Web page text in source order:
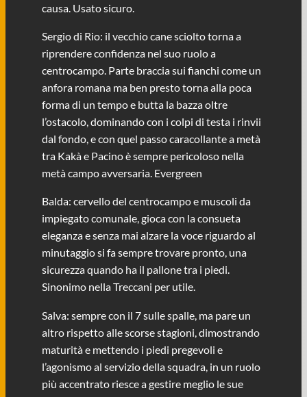
causa. Usato sicuro.
Sergio di Rio: il vecchio cane sciolto torna a
riprendere confidenza nel suo ruolo a
centrocampo. Parte braccia sui fianchi come un
anfora romana ma ben presto torna alla poca
forma di un tempo e butta la bazza oltre
l’ostacolo, dominando con i colpi di testa i rinvii
dal fondo, e con quel passo caracollante a metà
tra Kakà e Pacino è sempre pericoloso nella
metà campo avversaria. Evergreen
Balda: cervello del centrocampo e muscoli da
impiegato comunale, gioca con la consueta
eleganza e senza mai alzare la voce riguardo al
minutaggio si fa sempre trovare pronto, una
sicurezza quando ha il pallone tra i piedi.
Sinonimo nella Treccani per utile.
Salva: sempre con il 7 sulle spalle, ma pare un
altro rispetto alle scorse stagioni, dimostrando
maturità e mettendo i piedi pregevoli e
l’agonismo al servizio della squadra, in un ruolo
più accentrato riesce a gestire meglio le sue